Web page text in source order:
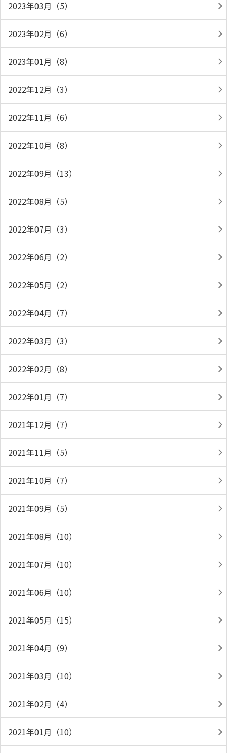
2023年03月（5）
2023年02月（6）
2023年01月（8）
2022年12月（3）
2022年11月（6）
2022年10月（8）
2022年09月（13）
2022年08月（5）
2022年07月（3）
2022年06月（2）
2022年05月（2）
2022年04月（7）
2022年03月（3）
2022年02月（8）
2022年01月（7）
2021年12月（7）
2021年11月（5）
2021年10月（7）
2021年09月（5）
2021年08月（10）
2021年07月（10）
2021年06月（10）
2021年05月（15）
2021年04月（9）
2021年03月（10）
2021年02月（4）
2021年01月（10）